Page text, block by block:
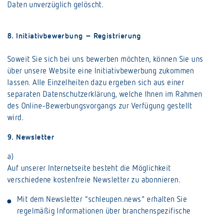
Daten unverzüglich gelöscht.
8. Initiativbewerbung – Registrierung
Soweit Sie sich bei uns bewerben möchten, können Sie uns
über unsere Website eine Initiativbewerbung zukommen
lassen. Alle Einzelheiten dazu ergeben sich aus einer
separaten Datenschutzerklärung, welche Ihnen im Rahmen
des Online-Bewerbungsvorgangs zur Verfügung gestellt
wird.
9. Newsletter
a)
Auf unserer Internetseite besteht die Möglichkeit
verschiedene kostenfreie Newsletter zu abonnieren.
Mit dem Newsletter "schleupen.news" erhalten Sie
regelmäßig Informationen über branchenspezifische